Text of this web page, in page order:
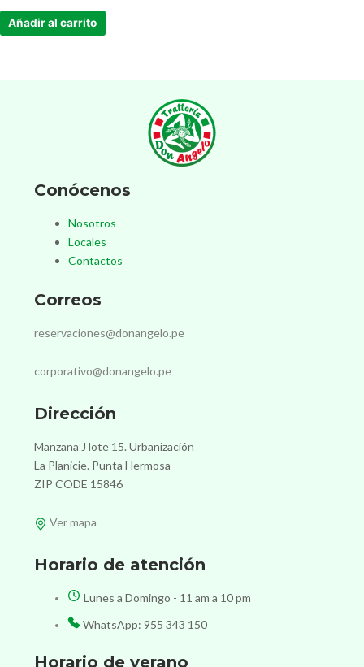
Añadir al carrito
Conócenos
Nosotros
Locales
Contactos
Correos
reservaciones@donangelo.pe
corporativo@donangelo.pe
Dirección
Manzana J lote 15. Urbanización
La Planicie. Punta Hermosa
ZIP CODE 15846
Ver mapa
Horario de atención
Lunes a Domingo - 11 am a 10 pm
WhatsApp: 955 343 150
Horario de verano